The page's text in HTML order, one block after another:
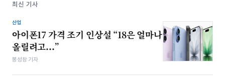
최신 기사
산업
아이폰17 가격 조기 인상설 “18은 얼마나
올릴려고...”
봉성창 기자